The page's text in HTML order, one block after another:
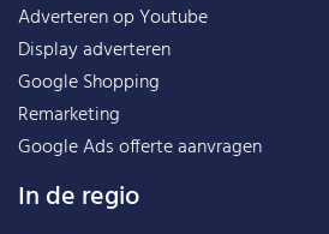
Adverteren op Youtube
Display adverteren
Google Shopping
Remarketing
Google Ads offerte aanvragen
In de regio